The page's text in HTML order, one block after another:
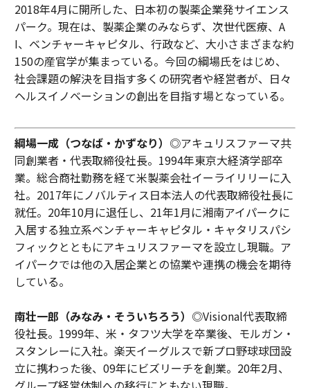
2018年4月に開所した、日本初の製薬企業発サイエンス
パーク。現在は、製薬企業のみならず、次世代医療、A
I、ベンチャーキャピタル、行政など、大小さまざまな約
150の産官学が集まっている。今回の綱場氏をはじめ、
社会課題の解決を目指す多くの研究者や経営者が、日々
ヘルスイノベーションの創出を目指す場となっている。
綱場一成（つなば・かずなり） ◎アキュリスファーマ共
同創業者・代表取締役社長。1994年東京大経済学部卒
業。総合商社勤務を経て米製薬会社イーライリリーに入
社。2017年にノバルティス日本法人の代表取締役社長に
就任。20年10月に退任し、21年1月に湘南アイパークに
入居する独立系ベンチャーキャピタル・キャタリスパシ
フィックとともにアキュリスファーマを設立し現職。ア
イパークでは他の入居企業との協業や連携の機会を期待
している。
南壮一郎（みなみ・そういちろう） ◎Visional代表取締
役社長。1999年、米・タフツ大学を卒業後、モルガン・
スタンレーに入社。楽天イーグルスで新プロ野球球団設
立に携わった後、09年にビズリーチを創業。20年2月、